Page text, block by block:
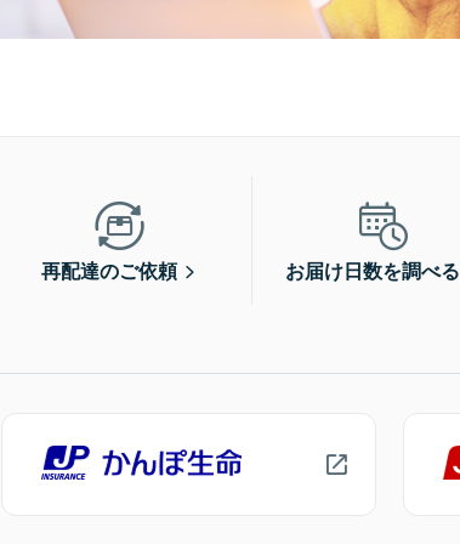
再配達のご依頼 お届け日数を調べる